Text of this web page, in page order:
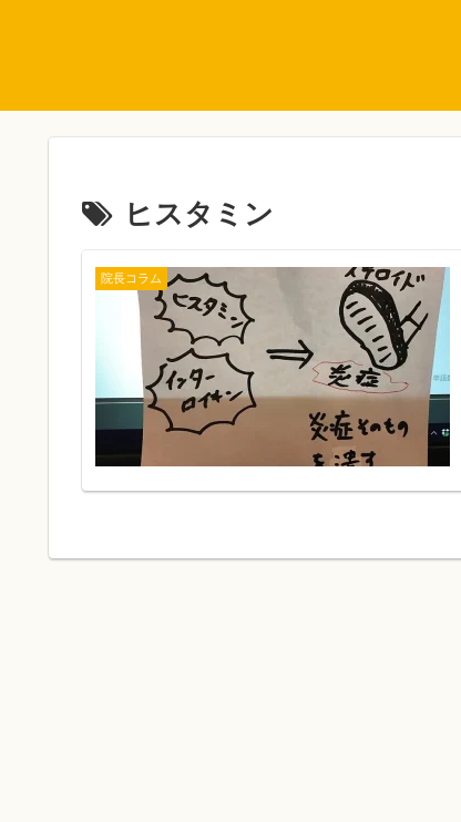
ヒスタミン
院長コラム